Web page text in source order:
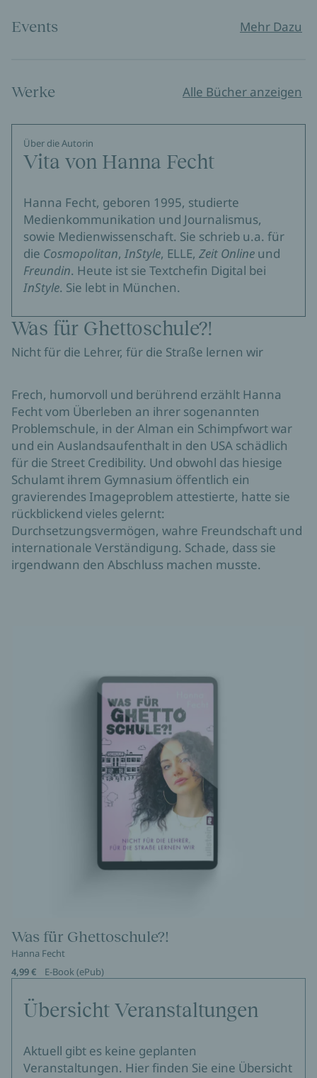
Events Mehr Dazu
Werke Alle Bücher anzeigen
Über die Autorin
Vita von Hanna Fecht
Hanna Fecht, geboren 1995, studierte
Medienkommunikation und Journalismus,
sowie Medienwissenschaft. Sie schrieb u.a. für
die Cosmopolitan, InStyle, ELLE, Zeit Online und
Freundin. Heute ist sie Textchefin Digital bei
InStyle. Sie lebt in München.
Was für Ghettoschule?!
Nicht für die Lehrer, für die Straße lernen wir
Frech, humorvoll und berührend erzählt Hanna
Fecht vom Überleben an ihrer sogenannten
Problemschule, in der Alman ein Schimpfwort war
und ein Auslandsaufenthalt in den USA schädlich
für die Street Credibility. Und obwohl das hiesige
Schulamt ihrem Gymnasium öffentlich ein
gravierendes Imageproblem attestierte, hatte sie
rückblickend vieles gelernt:
Durchsetzungsvermögen, wahre Freundschaft und
internationale Verständigung. Schade, dass sie
irgendwann den Abschluss machen musste.
Was für Ghettoschule?!
Hanna Fecht
4,99 €
E-Book (ePub)
Übersicht Veranstaltungen
Aktuell gibt es keine geplanten
Veranstaltungen. Hier finden Sie eine Übersicht